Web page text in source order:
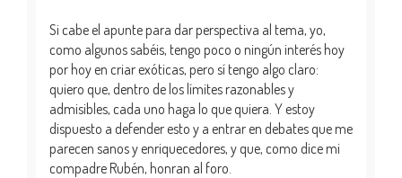
Si cabe el apunte para dar perspectiva al tema, yo,
como algunos sabéis, tengo poco o ningún interés hoy
por hoy en criar exóticas, pero sí tengo algo claro:
quiero que, dentro de los límites razonables y
admisibles, cada uno haga lo que quiera. Y estoy
dispuesto a defender esto y a entrar en debates que me
parecen sanos y enriquecedores, y que, como dice mi
compadre Rubén, honran al foro.